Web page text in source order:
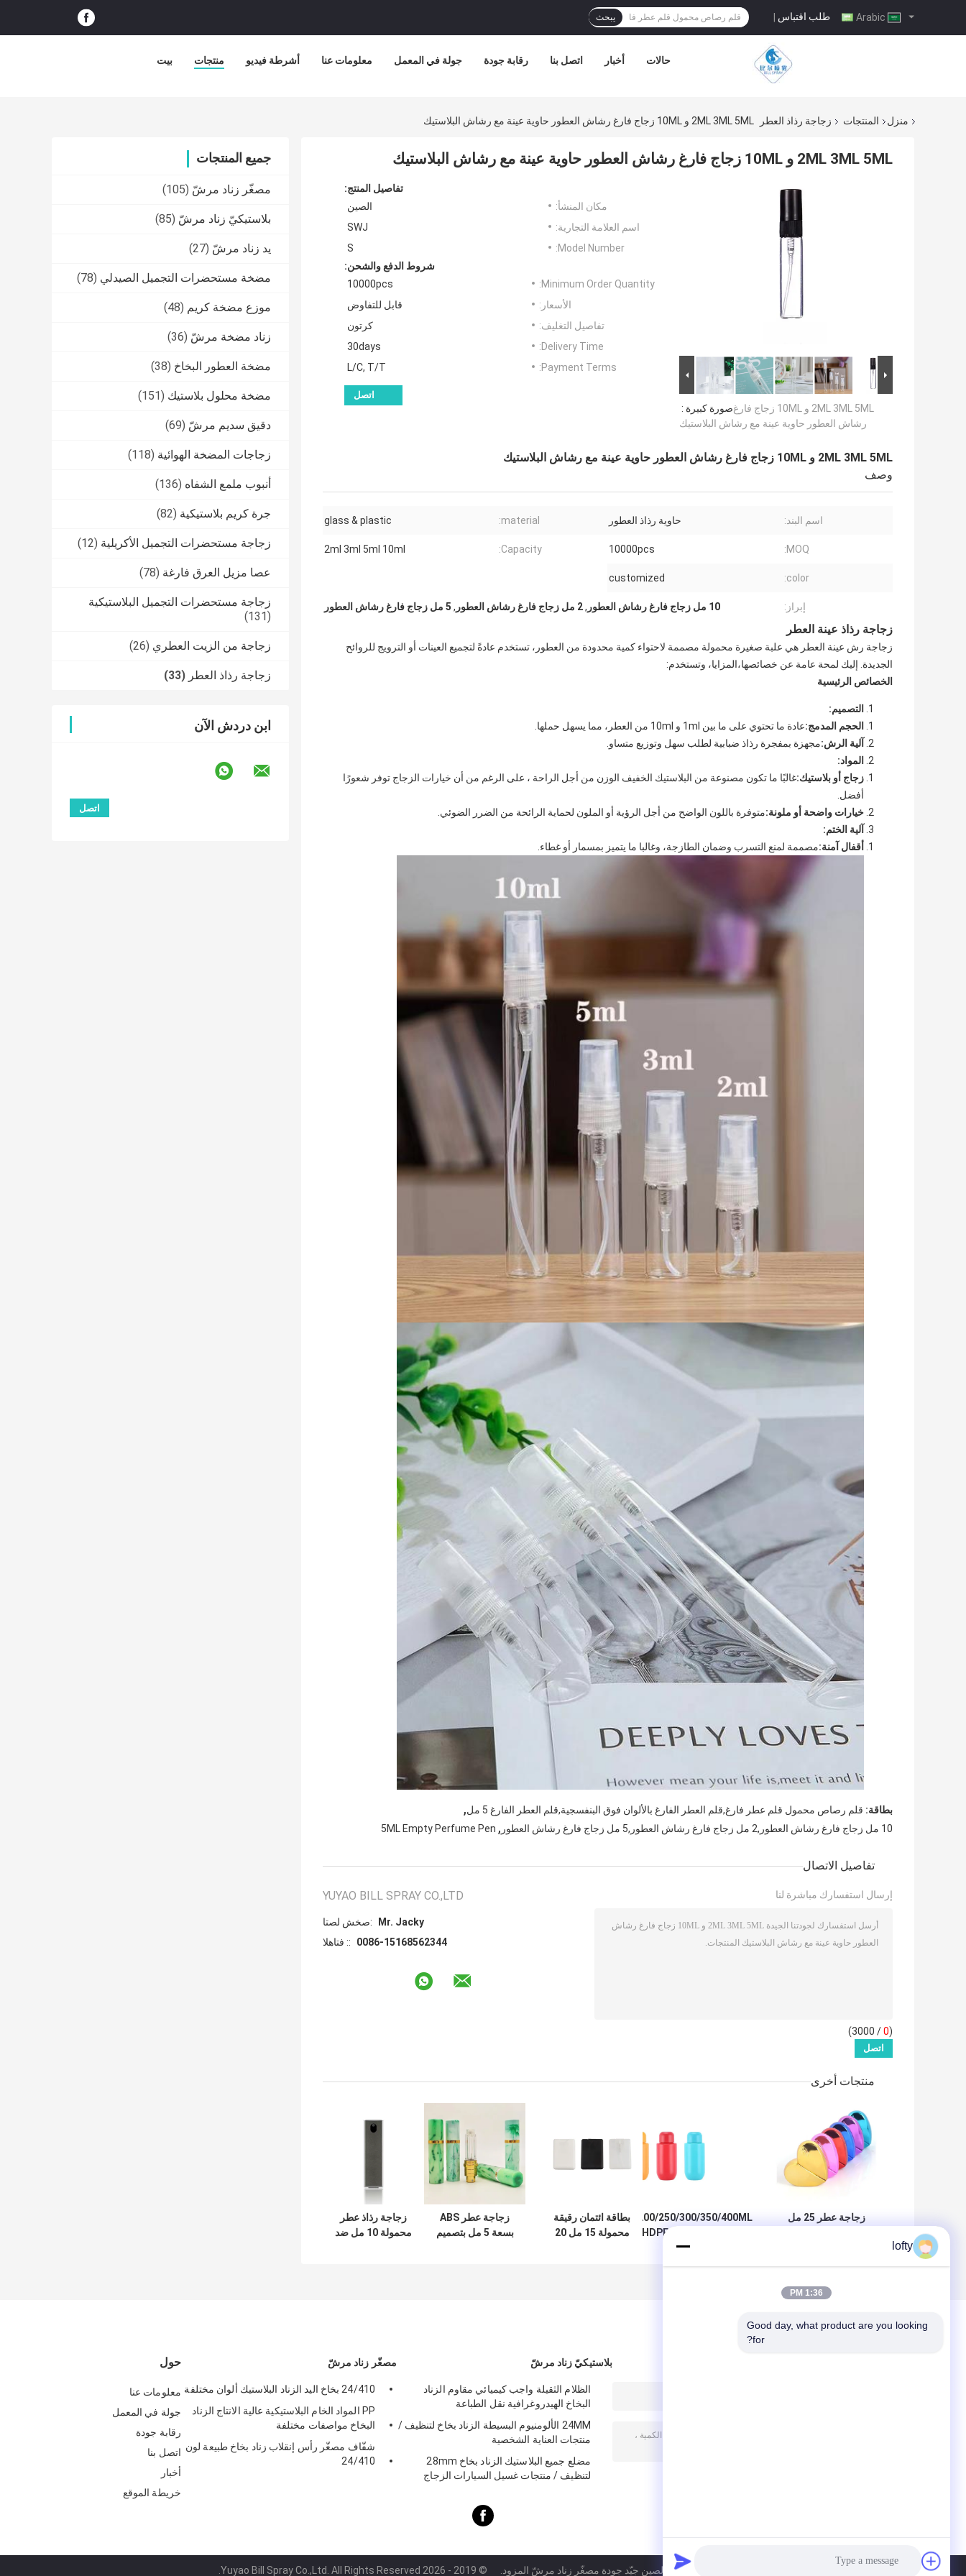
طلب اقتباس | يبحث
بيت منتجات أشرطة فيديو معلومات عنا جولة في المعمل رقابة جودة اتصل بنا أخبار حالات
منزل المنتجات زجاجة رذاذ العطر 2ML 3ML 5ML و 10ML زجاج فارغ رشاش العطور حاوية عينة مع رشاش البلاستيك
جميع المنتجات
مصغّر زناد مرشّ (105)
بلاستيكيّ زناد مرشّ (85)
يد زناد مرشّ (27)
مضخة مستحضرات التجميل الصيدلي (78)
موزع مضخة كريم (48)
زناد مضخة مرشّ (36)
مضخة العطور البخاخ (38)
مضخة محلول بلاستيك (151)
دقيق سديم مرشّ (69)
زجاجات المضخة الهوائية (118)
أنبوب ملمع الشفاه (136)
جرة كريم بلاستيكية (82)
زجاجة مستحضرات التجميل الأكريلية (12)
عصا مزيل العرق فارغة (78)
زجاجة مستحضرات التجميل البلاستيكية
(131)
زجاجة من الزيت العطري (26)
زجاجة رذاذ العطر (33)
ابن دردش الآن
2ML 3ML 5ML و 10ML زجاج فارغ رشاش العطور حاوية عينة مع رشاش البلاستيك
صورة كبيرة :2ML 3ML 5ML و 10ML زجاج فارغ
رشاش العطور حاوية عينة مع رشاش البلاستيك
تفاصيل المنتج:
مكان المنشأ:
الصين
اسم العلامة التجارية:
SWJ
Model Number:
S
شروط الدفع والشحن:
Minimum Order Quantity:
10000pcs
الأسعار:
قابل للتفاوض
تفاصيل التغليف:
كرتون
Delivery Time:
30days
Payment Terms:
L/C, T/T
اتصل
2ML 3ML 5ML و 10ML زجاج فارغ رشاش العطور حاوية عينة مع رشاش البلاستيك
وصف
اسم البند: حاوية رذاذ العطور material:
glass & plastic
MOQ:
10000pcs
Capacity:
2ml 3ml 5ml 10ml
color:
customized
إبراز: 10 مل زجاج فارغ رشاش العطور ,2 مل زجاج فارغ رشاش العطور , 5 مل زجاج فارغ رشاش العطور
زجاجة رذاذ عينة العطر
زجاجة رش عينة العطر هي علبة صغيرة محمولة مصممة لاحتواء كمية محدودة من العطور، تستخدم عادةً لتجميع العينات أو الترويج للروائح
الجديدة. إليك لمحة عامة عن خصائصها،المزايا، وتستخدم:
الخصائص الرئيسية
التصميم:
الحجم المدمج:عادة ما تحتوي على ما بين 1ml و 10ml من العطر، مما يسهل حملها.
آلية الرش:مجهزة بمفجرة رذاذ ضبابية لطلب سهل وتوزيع متساو.
المواد:
زجاج أو بلاستيك:غالبًا ما تكون مصنوعة من البلاستيك الخفيف الوزن من أجل الراحة ، على الرغم من أن خيارات الزجاج توفر شعورًا
أفضل.
خيارات واضحة أو ملونة:متوفرة باللون الواضح من أجل الرؤية أو الملون لحماية الرائحة من الضرر الضوئي.
آلية الختم:
أقفال آمنة:مصممة لمنع التسرب وضمان الطازجة، وغالبا ما يتميز بمسمار أو غطاء.
بطاقة: قلم رصاص محمول قلم عطر فارغ,قلم العطر الفارغ بالألوان فوق البنفسجية,قلم العطر الفارغ 5 مل ,
10 مل زجاج فارغ رشاش العطور,2 مل زجاج فارغ رشاش العطور,5 مل زجاج فارغ رشاش العطور ,
5ML Empty Perfume Pen
تفاصيل الاتصال
YUYAO BILL SPRAY CO.,LTD
اتصل شخص:
Mr. Jacky
الهاتف ::
0086-15168562344
إرسال استفسارك مباشرة لنا
(
0
/ 3000)
منتجات أخرى
زجاجة عطر 25 مل
60/100/150/200/250/300/350/400ML
القرص فوق الغطاء HDPE زجاجة مكيف
مستحضر العناية بالبشرة
بطاقة ائتمان رقيقة
محمولة 15 مل 20
زجاجة عطر ABS
بسعة 5 مل بتصميم
زجاجة رذاذ عطر
محمولة 10 مل ضد
حول
معلومات عنا
جولة في المعمل
رقابة جودة
اتصل بنا
أخبار
خريطة الموقع
مصغّر زناد مرشّ
24/410 بخاخ اليد الزناد البلاستيك ألوان مختلفة
PP المواد الخام البلاستيكية عالية الانتاج الزناد
البخاخ مواصفات مختلفة
شفّاف مصغّر رأس إنقلاب زناد بخاخ طبيعة لون
24/410
بلاستيكيّ زناد مرشّ
الظلام الثقيلة واجب كيميائي مقاوم الزناد
البخاخ الهيدروغرافية نقل الطباعة
24MM الألومنيوم البسيطة الزناد بخاخ لتنظيف /
منتجات العناية الشخصية
مضلع جميع البلاستيك الزناد بخاخ 28mm
لتنظيف / منتجات غسيل السيارات الزجاج
سياسة الخصوصية | الصين جيّد جودة مصغّر زناد مرشّ المزود. © 2019 - 2026 Yuyao Bill Spray Co.,Ltd. All Rights Reserved.
lofty
1:36 PM
Good day, what product are you looking
for?